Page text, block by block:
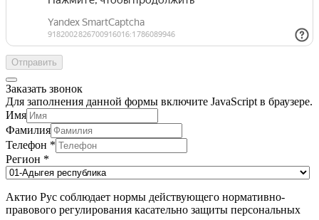
Отправить
Заказать звонок
Для заполнения данной формы включите JavaScript в браузере.
Имя
Фамилия
Телефон *
Регион *
Актио Рус соблюдает нормы действующего нормативно-
правового регулирования касательно защиты персональных